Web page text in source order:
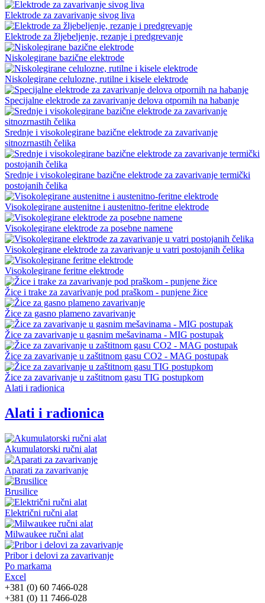
Elektrode za zavarivanje sivog liva
Elektrode za žljebeljenje, rezanje i predgrevanje
Niskolegirane bazične elektrode
Niskolegirane celulozne, rutilne i kisele elektrode
Specijalne elektrode za zavarivanje delova otpornih na habanje
Srednje i visokolegirane bazične elektrode za zavarivanje
sitnozrnastih čelika
Srednje i visokolegirane bazične elektrode za zavarivanje termički
postojanih čelika
Visokolegirane austenitne i austenitno-feritne elektrode
Visokolegirane elektrode za posebne namene
Visokolegirane elektrode za zavarivanje u vatri postojanih čelika
Visokolegirane feritne elektrode
Žice i trake za zavarivanje pod praškom - punjene žice
Žice za gasno plameno zavarivanje
Žice za zavarivanje u gasnim mešavinama - MIG postupak
Žice za zavarivanje u zaštitnom gasu CO2 - MAG postupak
Žice za zavarivanje u zaštitnom gasu TIG postupkom
Alati i radionica
Alati i radionica
Akumulatorski ručni alat
Aparati za zavarivanje
Brusilice
Električni ručni alat
Milwaukee ručni alat
Pribor i delovi za zavarivanje
Po markama
Excel
+381 (0) 60 7466-028
+381 (0) 11 7466-028